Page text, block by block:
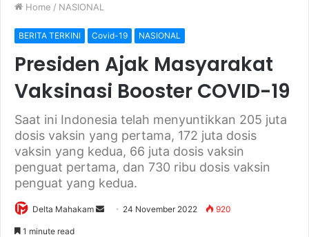
Home / NASIONAL
BERITA TERKINI Covid-19 NASIONAL
Presiden Ajak Masyarakat
Vaksinasi Booster COVID-19
Saat ini Indonesia telah menyuntikkan 205 juta
dosis vaksin yang pertama, 172 juta dosis
vaksin yang kedua, 66 juta dosis vaksin
penguat pertama, dan 730 ribu dosis vaksin
penguat yang kedua.
Delta Mahakam 24 November 2022 920
1 minute read